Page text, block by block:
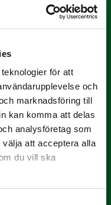
för att
och
marknadsföring till
kan komma att delas
analysföretag som
att acceptera alla
du vill ska
i juni